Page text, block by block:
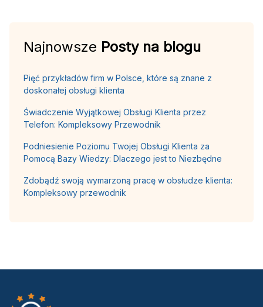
Najnowsze Posty na blogu
Pięć przykładów firm w Polsce, które są znane z
doskonałej obsługi klienta
Świadczenie Wyjątkowej Obsługi Klienta przez
Telefon: Kompleksowy Przewodnik
Podniesienie Poziomu Twojej Obsługi Klienta za
Pomocą Bazy Wiedzy: Dlaczego jest to Niezbędne
Zdobądź swoją wymarzoną pracę w obsłudze klienta:
Kompleksowy przewodnik